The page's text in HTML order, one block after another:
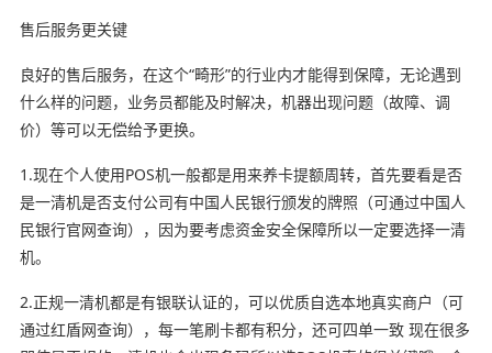
售后服务更关键
良好的售后服务，在这个“畸形”的行业内才能得到保障，无论遇到
什么样的问题，业务员都能及时解决，机器出现问题（故障、调
价）等可以无偿给予更换。
1.现在个人使用POS机一般都是用来养卡提额周转，首先要看是否
是一清机是否支付公司有中国人民银行颁发的牌照（可通过中国人
民银行官网查询），因为要考虑资金安全保障所以一定要选择一清
机。
2.正规一清机都是有银联认证的，可以优质自选本地真实商户（可
通过红盾网查询），每一笔刷卡都有积分，还可四单一致 现在很多